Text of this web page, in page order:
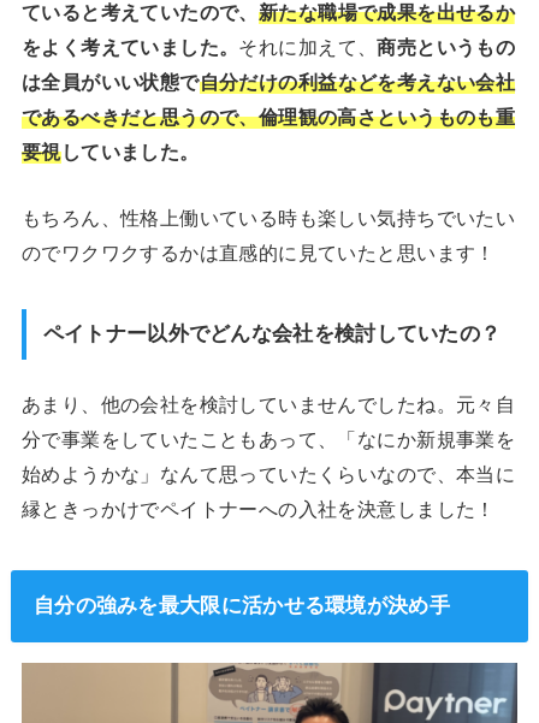
ていると考えていたので、 新たな職場で成果を出せるか
をよく考えていました。 それに加えて、商売というもの
は全員がいい状態で自分だけの利益などを考えない会社
であるべきだと思うので、倫理観の高さというものも重
要視していました。
もちろん、性格上働いている時も楽しい気持ちでいたい
のでワクワクするかは直感的に見ていたと思います！
ペイトナー以外でどんな会社を検討していたの？
あまり、他の会社を検討していませんでしたね。元々自
分で事業をしていたこともあって、「なにか新規事業を
始めようかな」なんて思っていたくらいなので、本当に
縁ときっかけでペイトナーへの入社を決意しました！
自分の強みを最大限に活かせる環境が決め手